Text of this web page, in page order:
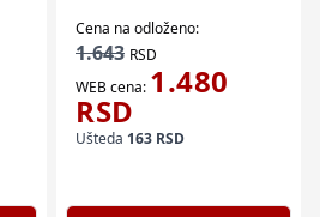
Cena na odloženo:
1.643 RSD
WEB cena: 1.480
RSD
Ušteda 163 RSD